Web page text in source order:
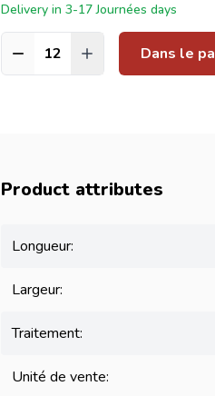
Delivery in 3-17 Journées days
Quantité Dans le
Product attributes
Longueur:
Largeur:
Traitement:
Unité de vente: